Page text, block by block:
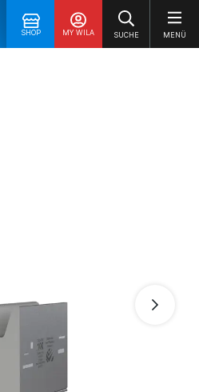
SHOP MY WILA SUCHE MENÜ